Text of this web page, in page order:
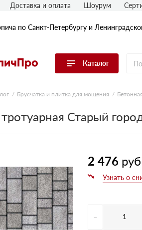
по Санкт-Петербургу и
Каталог
в каталог
(рядовой) кирпич
плитка, камень, декор
кирпич
и мощение
смеси
Доставка и оплата Шоурум
Брусчатка и плитка для мощения
Старый
2 476
-